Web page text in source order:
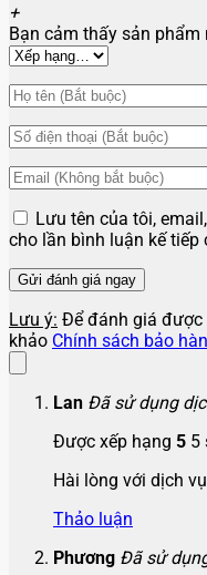
+
Bạn cảm thấy sản phẩm
Lưu tên của tôi,
cho lần bình luận kế tiếp
Lưu ý: Để đánh giá được
khảo Chính sách bảo
Lan Đã sử dụng
Được xếp hạng 5 5
Hài lòng với dịch
Thảo luận
Phương Đã sử